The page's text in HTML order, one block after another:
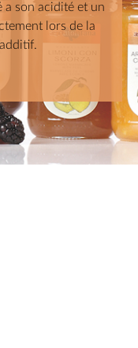
a son acidité et un
lors de la